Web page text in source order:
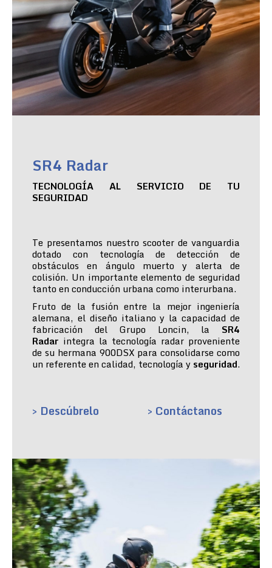
SR4 Radar
TECNOLOGÍA AL SERVICIO DE TU
SEGURIDAD
Te presentamos nuestro scooter de vanguardia
dotado con tecnología de detección de
obstáculos en ángulo muerto y alerta de
colisión. Un importante elemento de seguridad
tanto en conducción urbana como interurbana.
Fruto de la fusión entre la mejor ingeniería
alemana, el diseño italiano y la capacidad de
fabricación del Grupo Loncin, la SR4
Radar integra la tecnología radar proveniente
de su hermana 900DSX para consolidarse como
un referente en calidad, tecnología y seguridad.
> Descúbrelo > Contáctanos